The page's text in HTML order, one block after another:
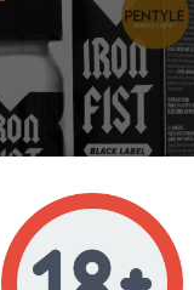
Poppers Iron Fist Black...